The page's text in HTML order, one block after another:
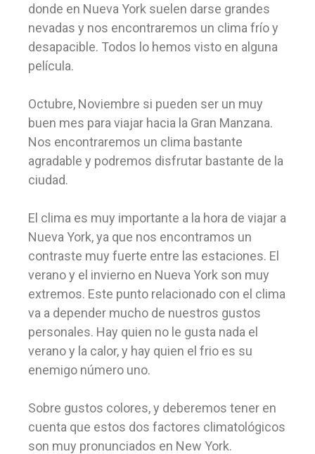
donde en Nueva York suelen darse grandes
nevadas y nos encontraremos un clima frío y
desapacible. Todos lo hemos visto en alguna
película.
Octubre, Noviembre si pueden ser un muy
buen mes para viajar hacia la Gran Manzana.
Nos encontraremos un clima bastante
agradable y podremos disfrutar bastante de la
ciudad.
El clima es muy importante a la hora de viajar a
Nueva York, ya que nos encontramos un
contraste muy fuerte entre las estaciones. El
verano y el invierno en Nueva York son muy
extremos. Este punto relacionado con el clima
va a depender mucho de nuestros gustos
personales. Hay quien no le gusta nada el
verano y la calor, y hay quien el frio es su
enemigo número uno.
Sobre gustos colores, y deberemos tener en
cuenta que estos dos factores climatológicos
son muy pronunciados en New York.